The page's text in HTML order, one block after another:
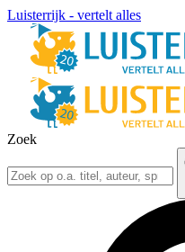
Luisterrijk - vertelt alles
Zoek